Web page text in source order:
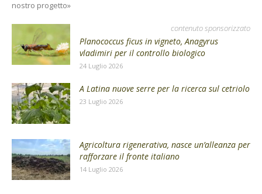
nostro progetto»
contenuto sponsorizzato
Planococcus ficus in vigneto, Anagyrus
vladimiri per il controllo biologico
24 Luglio 2026
A Latina nuove serre per la ricerca sul cetriolo
23 Luglio 2026
Agricoltura rigenerativa, nasce un’alleanza per
rafforzare il fronte italiano
14 Luglio 2026